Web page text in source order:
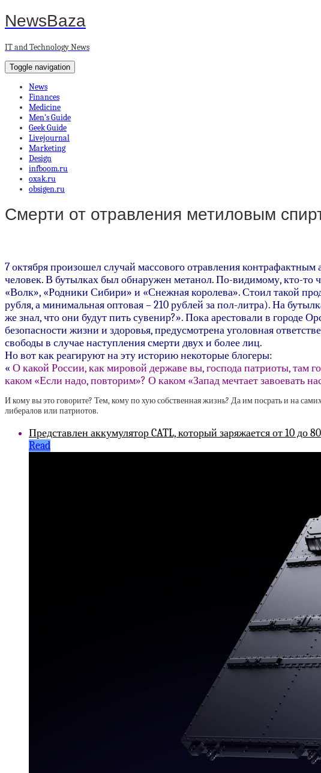
NewsBaza
IT and Technology News
Toggle navigation
News
Finances
Medicine
Men’s Guide
Geek Guide
Livejournal
Marketing
Design
infboom.ru
oxak.ru
obsigen.ru
Смерти от отравления метиловым
7 октября произошел случай массового отравления
человек. В бутылках был обнаружен метанол. По-видимому, кто-то
«Волк», «Родники Сибири» и «Снежная королева». Стоил такой
рубля, а минимальная оптовая – 210 рублей за пол-литра). На
же знал, что они будут пить сувенир?». Пока арестовали в городе
безопасности жизни и здоровья, предусмотрена уголовная
свободы в случае наступления смерти двух и более лиц.
Но вот как реагируют на эту историю некоторые блогеры:
« О какой России, как мировой державе вы, господа патриоты, там
каком «Если надо, повторим»? О каком «Запад мечтает завоевать
И кому вы это говорите? Тем, кому по хую собственная жизнь? Да им посрать и на
либералов или патриотов.
Представлен аккумулятор CATL, который заряжается от 10 до
Read